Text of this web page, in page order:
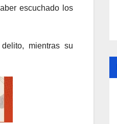
escuchado los
mientras su